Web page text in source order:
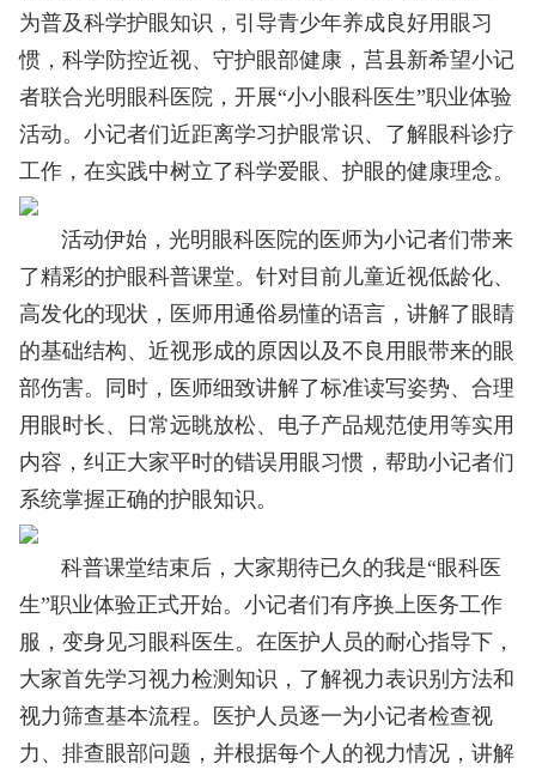
为普及科学护眼知识，引导青少年养成良好用眼习
惯，科学防控近视、守护眼部健康，莒县新希望小记
者联合光明眼科医院，开展“小小眼科医生”职业体验
活动。小记者们近距离学习护眼常识、了解眼科诊疗
工作，在实践中树立了科学爱眼、护眼的健康理念。
活动伊始，光明眼科医院的医师为小记者们带来
了精彩的护眼科普课堂。针对目前儿童近视低龄化、
高发化的现状，医师用通俗易懂的语言，讲解了眼睛
的基础结构、近视形成的原因以及不良用眼带来的眼
部伤害。同时，医师细致讲解了标准读写姿势、合理
用眼时长、日常远眺放松、电子产品规范使用等实用
内容，纠正大家平时的错误用眼习惯，帮助小记者们
系统掌握正确的护眼知识。
科普课堂结束后，大家期待已久的我是“眼科医
生”职业体验正式开始。小记者们有序换上医务工作
服，变身见习眼科医生。在医护人员的耐心指导下，
大家首先学习视力检测知识，了解视力表识别方法和
视力筛查基本流程。医护人员逐一为小记者检查视
力、排查眼部问题，并根据每个人的视力情况，讲解